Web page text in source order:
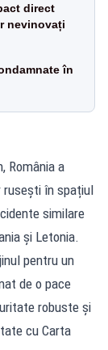
direct
nevinovați
în
România a
rusești în spațiul
similare
și Letonia.
pentru un
de o pace
robuste și
cu Carta